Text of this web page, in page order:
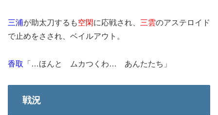
三浦が助太刀するも空閑に応戦され、 三雲のアステロイド
で止めをさされ、ベイルアウト。
香取 「…ほんと ムカつくわ… あんたたち」
戦況